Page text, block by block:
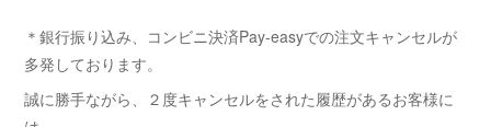
＊銀行振り込み、コンビニ決済Pay-easyでの注文キャンセルが
多発しております。
誠に勝手ながら、２度キャンセルをされた履歴があるお客様に